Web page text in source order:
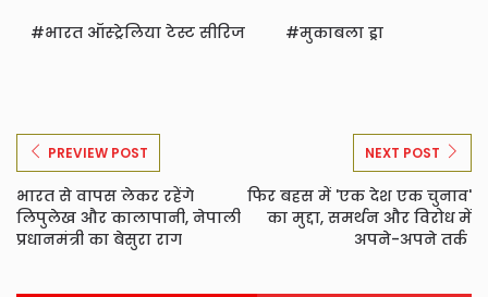
भारत ऑस्ट्रेलिया टेस्ट सीरिज मुकाबला ड्रा
PREVIEW POST
भारत से वापस लेकर रहेंगे
लिपुलेख और कालापानी, नेपाली
प्रधानमंत्री का बेसुरा राग
NEXT POST
फिर बहस में 'एक देश एक चुनाव'
का मुद्दा, समर्थन और विरोध में
अपने-अपने तर्क